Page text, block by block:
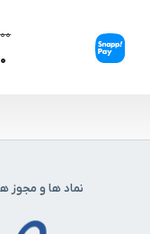
نماد ها و مجوز